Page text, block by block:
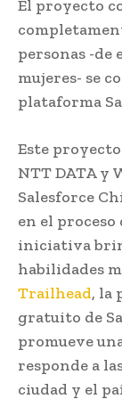
El proyecto
personas -de
mujeres- se
plataforma
Este
NTT DATA y
Salesforce
en el
iniciativa
habilidades
Trailhead, la
gratuito de
promueve
responde a
ciudad y el